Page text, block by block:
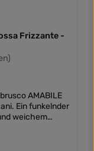
Frizzante -
AMABILE
Ein funkelnder
weichem